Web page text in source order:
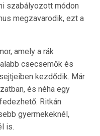
szabályozott módon
megzavarodik, ezt a
amely a rák
csecsemők és
kezdődik. Már
és néha egy
Ritkán
gyermekeknél,
is.